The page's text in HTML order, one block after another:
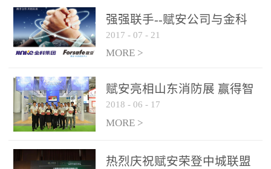
是针对这种高大空间建筑
物的消防设施、设备通过
现场图像的实时获取、预
处理和特征提取分析，实
现火焰的跟踪和识别。能
更早的进行预警，达到早
报早防的效果。 系统构
成示意图： 图像型火灾
和监控端两大部分组成。
强强联手--赋安公司与金科
集团达成战略合作协议
2017 - 07 - 21
MORE >
赋安亮相山东消防展 赢得智
慧消防新荣耀
2018 - 06 - 17
MORE >
热烈庆祝赋安荣登中城联盟